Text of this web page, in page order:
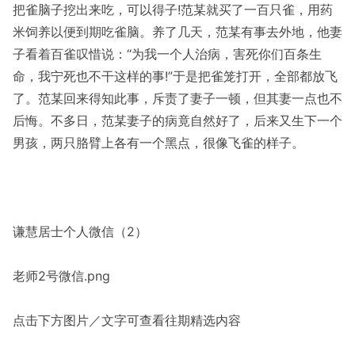
把雀脑子挖出来吃，可以得子!范某就买了一百只雀，用药
米饲养以便到期吃雀脑。养了几天，范某有事去外地，他妻
子看着百雀叹惜说：“为我一个人治病，害死你们百条生
命，我宁死也不干这样的事!”于是把雀笼打开，全部都放飞
了。范某回来得知此事，斥责了妻子一顿，但其妻一点也不
后悔。不多日，范某妻子的病竟自然好了，后来又生下一个
男孩，两只胳臂上各有一个黑点，很像飞雀的样子。
谦慧居士个人微信（2）
老师2号微信.png
点击下方图片／文字可查看往期精选内容